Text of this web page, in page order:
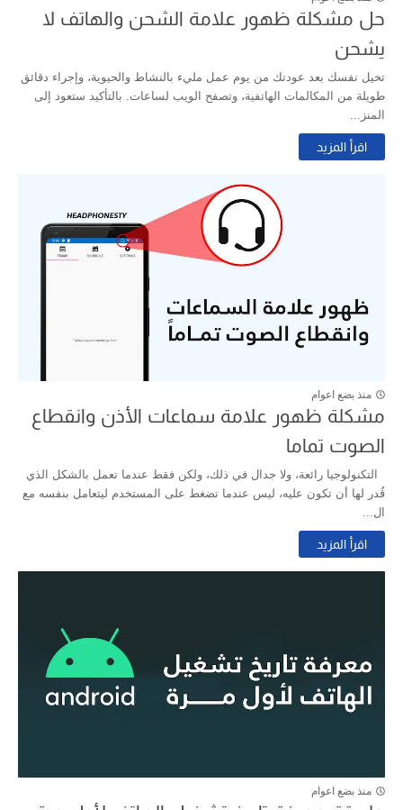
حل مشكلة ظهور علامة الشحن والهاتف لا
يشحن
تخيل نفسك بعد عودتك من يوم عمل مليء بالنشاط والحيوية، وإجراء دقائق
طويلة من المكالمات الهاتفية، وتصفح الويب لساعات. بالتأكيد ستعود إلى
المنز...
اقرأ المزيد
منذ بضع اعوام
مشكلة ظهور علامة سماعات الأذن وانقطاع
الصوت تماما
التكنولوجيا رائعة، ولا جدال في ذلك، ولكن فقط عندما تعمل بالشكل الذي
قُدر لها أن تكون عليه، ليس عندما تضغط على المستخدم ليتعامل بنفسه مع
ال...
اقرأ المزيد
منذ بضع اعوام